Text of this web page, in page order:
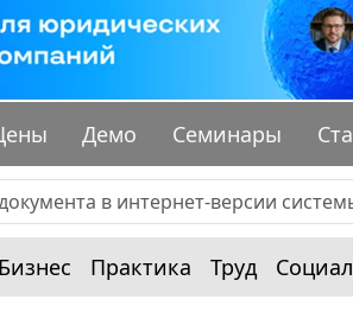
Демо Семинары
Бизнес Практика Труд